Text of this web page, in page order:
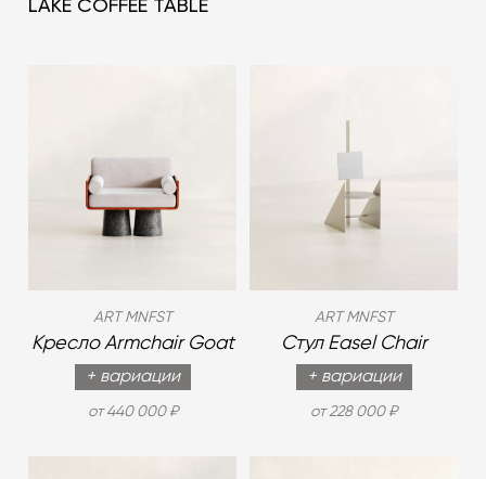
LAKE COFFEE TABLE
ART MNFST
Кресло Armchair Goat
+ вариации
от 440 000 ₽
ART MNFST
Стул Easel Chair
+ вариации
от 228 000 ₽